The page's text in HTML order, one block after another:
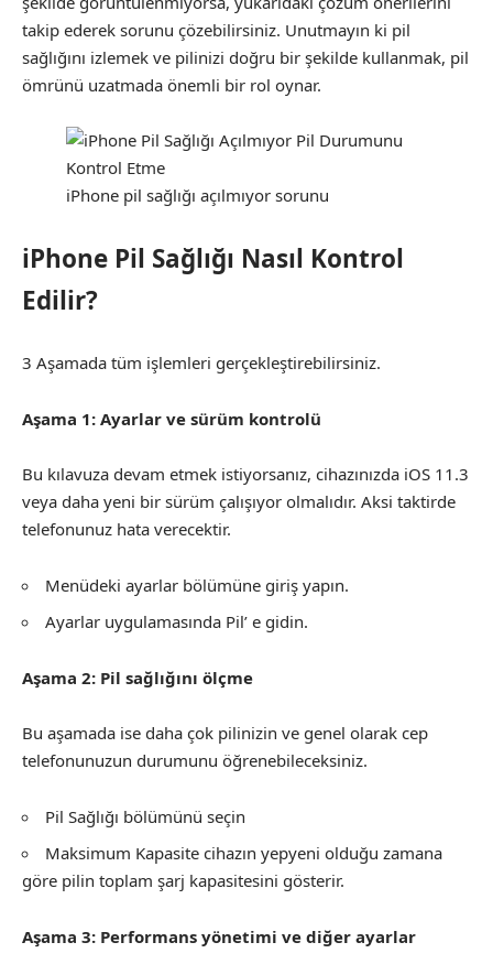
takip ederek sorunu çözebilirsiniz. Unutmayın ki pil
sağlığını izlemek ve pilinizi doğru bir şekilde kullanmak, pil
ömrünü uzatmada önemli bir rol oynar.
iPhone pil sağlığı açılmıyor sorunu
iPhone Pil Sağlığı Nasıl Kontrol
Edilir?
3 Aşamada tüm işlemleri gerçekleştirebilirsiniz.
Aşama 1: Ayarlar ve sürüm kontrolü
Bu kılavuza devam etmek istiyorsanız, cihazınızda iOS 11.3
veya daha yeni bir sürüm çalışıyor olmalıdır. Aksi taktirde
telefonunuz hata verecektir.
Menüdeki ayarlar bölümüne giriş yapın.
Ayarlar uygulamasında Pil’ e gidin.
Aşama 2: Pil sağlığını ölçme
Bu aşamada ise daha çok pilinizin ve genel olarak cep
telefonunuzun durumunu öğrenebileceksiniz.
Pil Sağlığı bölümünü seçin
Maksimum Kapasite cihazın yepyeni olduğu zamana
göre pilin toplam şarj kapasitesini gösterir.
Aşama 3: Performans yönetimi ve diğer ayarlar